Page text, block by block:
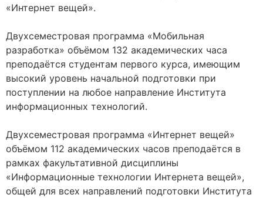
«Интернет вещей».
Двухсеместровая программа «Мобильная
разработка» объёмом 132 академических часа
преподаётся студентам первого курса, имеющим
высокий уровень начальной подготовки при
поступлении на любое направление Института
информационных технологий.
Двухсеместровая программа «Интернет вещей»
объёмом 112 академических часов преподаётся в
рамках факультативной дисциплины
«Информационные технологии Интернета вещей»,
общей для всех направлений подготовки Института